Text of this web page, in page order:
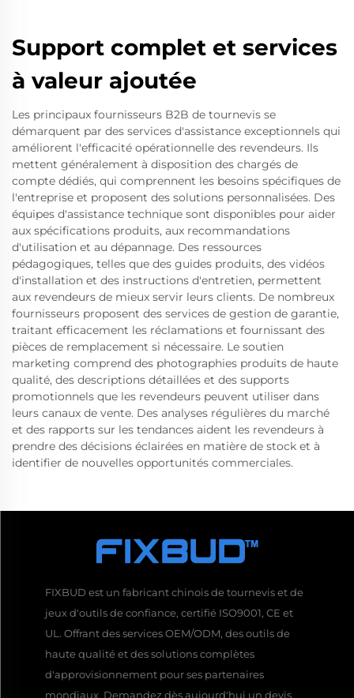
Support complet et services
à valeur ajoutée
Les principaux fournisseurs B2B de tournevis se
démarquent par des services d'assistance exceptionnels qui
améliorent l'efficacité opérationnelle des revendeurs. Ils
mettent généralement à disposition des chargés de
compte dédiés, qui comprennent les besoins spécifiques de
l'entreprise et proposent des solutions personnalisées. Des
équipes d'assistance technique sont disponibles pour aider
aux spécifications produits, aux recommandations
d'utilisation et au dépannage. Des ressources
pédagogiques, telles que des guides produits, des vidéos
d'installation et des instructions d'entretien, permettent
aux revendeurs de mieux servir leurs clients. De nombreux
fournisseurs proposent des services de gestion de garantie,
traitant efficacement les réclamations et fournissant des
pièces de remplacement si nécessaire. Le soutien
marketing comprend des photographies produits de haute
qualité, des descriptions détaillées et des supports
promotionnels que les revendeurs peuvent utiliser dans
leurs canaux de vente. Des analyses régulières du marché
et des rapports sur les tendances aident les revendeurs à
prendre des décisions éclairées en matière de stock et à
identifier de nouvelles opportunités commerciales.
FIXBUD est un fabricant chinois de tournevis et de
jeux d'outils de confiance, certifié ISO9001, CE et
UL. Offrant des services OEM/ODM, des outils de
haute qualité et des solutions complètes
d'approvisionnement pour ses partenaires
mondiaux. Demandez dès aujourd'hui un devis